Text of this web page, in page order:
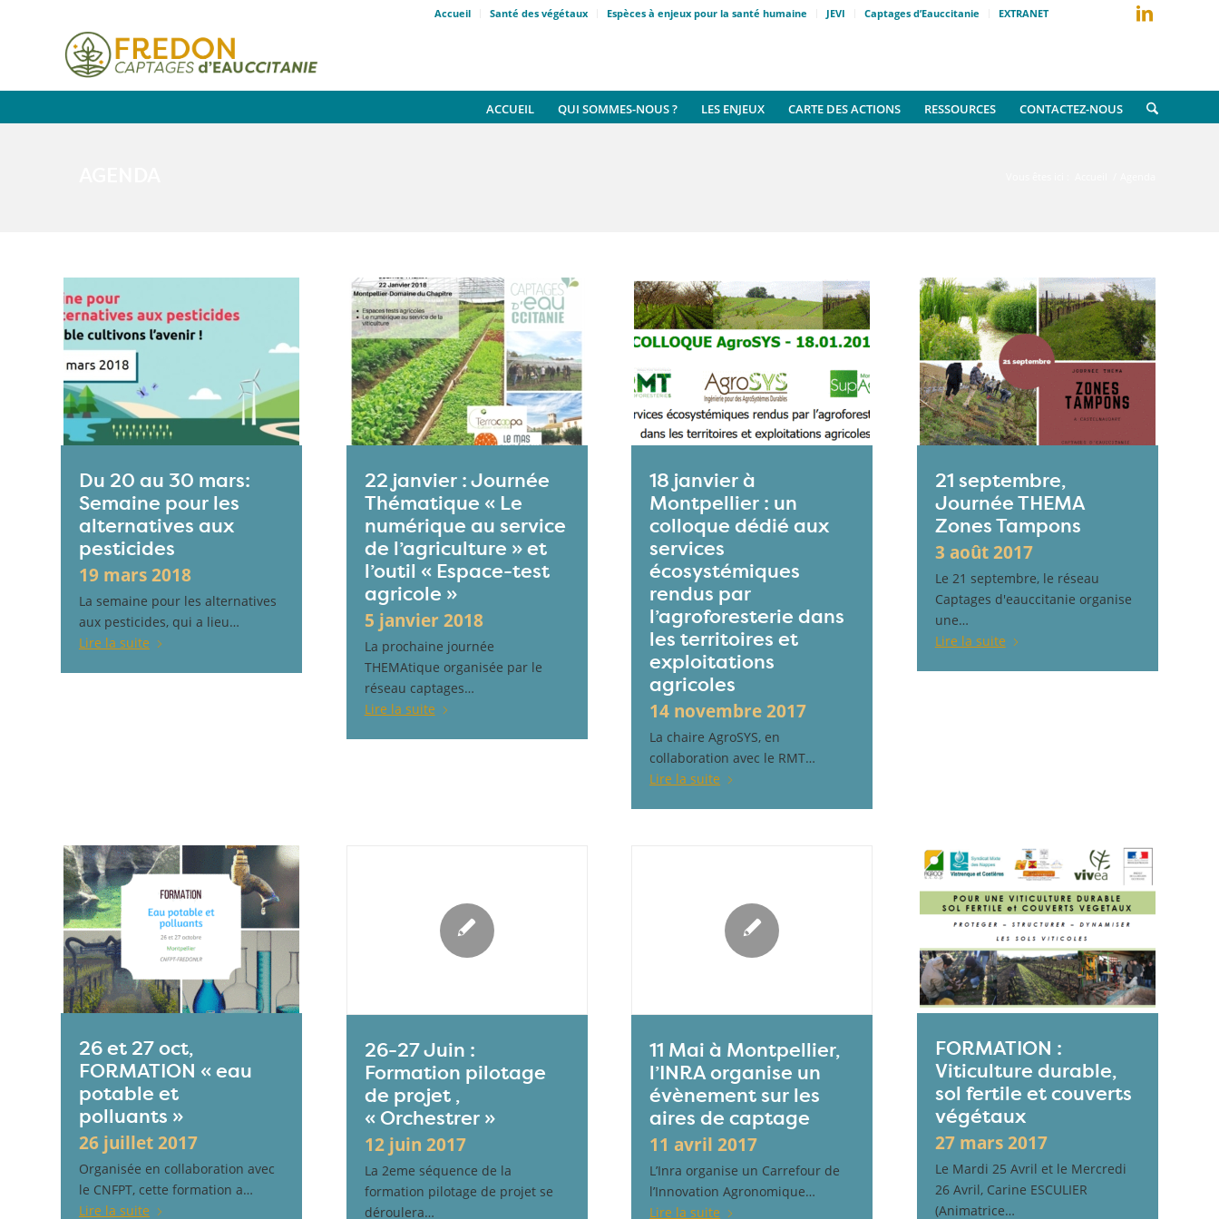
Accueil Santé des végétaux Espèces à enjeux pour la santé humaine JEVI Captages d’Eauccitanie EXTRANET
ACCUEIL QUI SOMMES-NOUS ? LES ENJEUX CARTE DES ACTIONS RESSOURCES CONTACTEZ-NOUS
Du 20 au 30 mars:
Semaine pour les
alternatives aux
pesticides
19 mars 2018
La semaine pour les alternatives
aux pesticides, qui a lieu…
Lire la suite
22 janvier : Journée
Thématique « Le
numérique au service
de l’agriculture » et
l’outil « Espace-test
agricole »
5 janvier 2018
La prochaine journée
THEMAtique organisée par le
réseau captages…
Lire la suite
18 janvier à
Montpellier : un
colloque dédié aux
services
écosystémiques
rendus par
l’agroforesterie dans
les territoires et
exploitations
agricoles
14 novembre 2017
La chaire AgroSYS, en
collaboration avec le RMT…
Lire la suite
21 septembre,
Journée THEMA
Zones Tampons
3 août 2017
Le 21 septembre, le réseau
Captages d'eauccitanie organise
une…
Lire la suite
26 et 27 oct,
FORMATION « eau
potable et
polluants »
26 juillet 2017
Organisée en collaboration avec
le CNFPT, cette formation a…
Lire la suite
26-27 Juin :
Formation pilotage
de projet ,
« Orchestrer »
12 juin 2017
La 2eme séquence de la
formation pilotage de projet se
déroulera…
11 Mai à Montpellier,
l’INRA organise un
évènement sur les
aires de captage
11 avril 2017
L’Inra organise un Carrefour de
l’Innovation Agronomique…
Lire la suite
FORMATION :
Viticulture durable,
sol fertile et couverts
végétaux
27 mars 2017
Le Mardi 25 Avril et le Mercredi
26 Avril, Carine ESCULIER
(Animatrice…